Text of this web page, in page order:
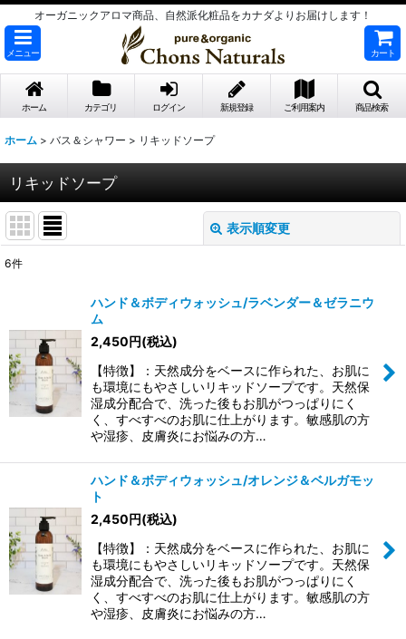
オーガニックアロマ商品、自然派化粧品をカナダよりお届けします！
メニュー カート
ホーム カテゴリ ログイン 新規登録 ご利用案内 商品検索
ホーム > バス＆シャワー > リキッドソープ
リキッドソープ
表示順変更
並び順:
絞り込む
6件
ハンド＆ボディウォッシュ/ラベンダー＆ゼラニウ
ム
2,450円(税込)
【特徴】：天然成分をベースに作られた、お肌に
も環境にもやさしいリキッドソープです。天然保
湿成分配合で、洗った後もお肌がつっぱりにく
く、すべすべのお肌に仕上がります。敏感肌の方
や湿疹、皮膚炎にお悩みの方…
ハンド＆ボディウォッシュ/オレンジ＆ベルガモッ
ト
2,450円(税込)
【特徴】：天然成分をベースに作られた、お肌に
も環境にもやさしいリキッドソープです。天然保
湿成分配合で、洗った後もお肌がつっぱりにく
く、すべすべのお肌に仕上がります。敏感肌の方
や湿疹、皮膚炎にお悩みの方…